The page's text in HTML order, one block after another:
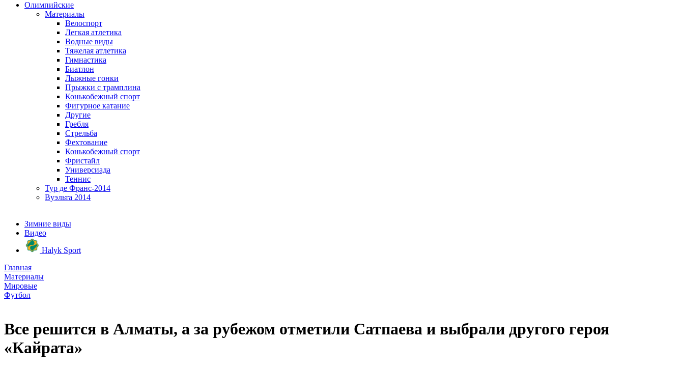
Олимпийские
Материалы
Велоспорт
Легкая атлетика
Водные виды
Тяжелая атлетика
Гимнастика
Биатлон
Лыжные гонки
Прыжки с трамплина
Конькобежный спорт
Фигурное катание
Другие
Гребля
Стрельба
Фехтование
Конькобежный спорт
Фристайл
Универсиада
Теннис
Тур де Франс-2014
Вуэльта 2014
Зимние виды
Видео
Halyk Sport
Главная
Материалы
Мировые
Футбол
Все решится в Алматы, а за рубежом отметили Сатпаева и выбрали другого героя
«Кайрата»